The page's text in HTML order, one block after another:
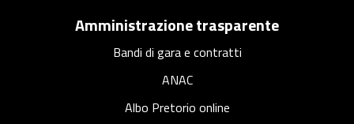
Amministrazione trasparente
Bandi di gara e contratti
ANAC
Albo Pretorio online